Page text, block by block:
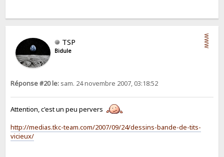
TSP
Bidule
WWW
Réponse #20 le: sam. 24 novembre 2007, 03:18:52
Attention, c'est un peu pervers
http://medias.tkc-team.com/2007/09/24/dessins-bande-de-tits-
vicieux/